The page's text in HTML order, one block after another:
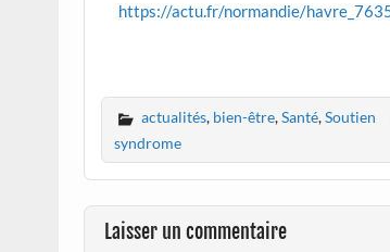
https://actu.fr/normandie/
actualités, bien-être,Santé,Soutien
syndrome
Laisser un commentaire